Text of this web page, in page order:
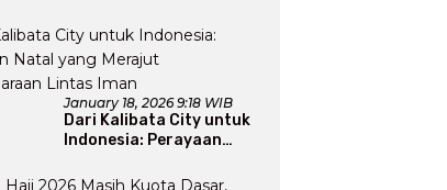
Bazaar Sembako Murah
January 18, 2026 9:18 WIB
Dari Kalibata City untuk
Indonesia: Perayaan
Persaudaraan Lintas